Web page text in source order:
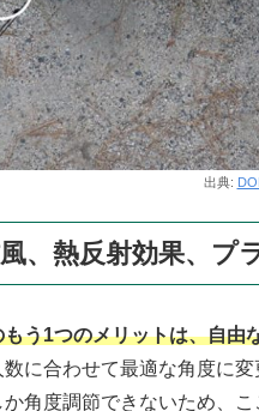
出典:
、熱反射効果、プ
う1つのメリットは、自由
に合わせて最適な角度に
角度調節できないため、こ